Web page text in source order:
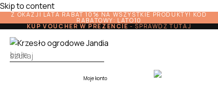
Skip to content
Z OKAZJI LATA RABAT 10% NA WSZYSTKIE PRODUKTY! KOD
RABATOWY: LATO10
KUP VOUCHER W PREZENCIE-SPRAWDŹ TUTAJ
Moje konto